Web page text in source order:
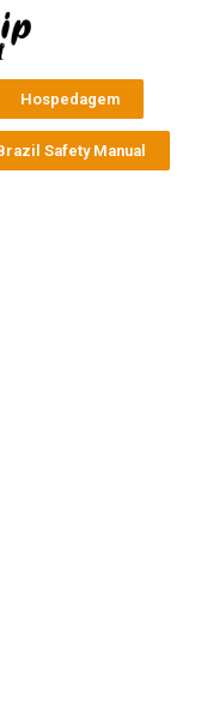
Hospedagem
Safety Manual